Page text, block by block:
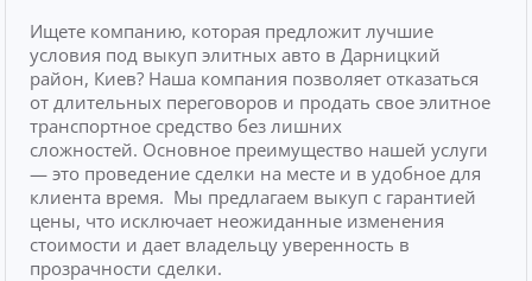
Ищете компанию, которая предложит лучшие
условия под выкуп элитных авто в Дарницкий
район, Киев? Наша компания позволяет отказаться
от длительных переговоров и продать свое элитное
транспортное средство без лишних
сложностей. Основное преимущество нашей услуги
— это проведение сделки на месте и в удобное для
клиента время. Мы предлагаем выкуп с гарантией
цены, что исключает неожиданные изменения
стоимости и дает владельцу уверенность в
прозрачности сделки.